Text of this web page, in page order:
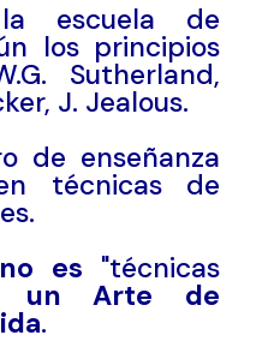
escuela de
los principios
Sutherland,
J. Jealous.
de enseñanza
técnicas de
no es "técnicas
un Arte de
.